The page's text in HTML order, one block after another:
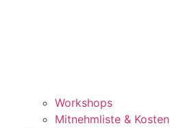
Workshops
Mitnehmliste & Kosten